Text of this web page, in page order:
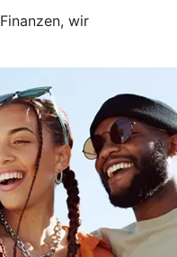
wir